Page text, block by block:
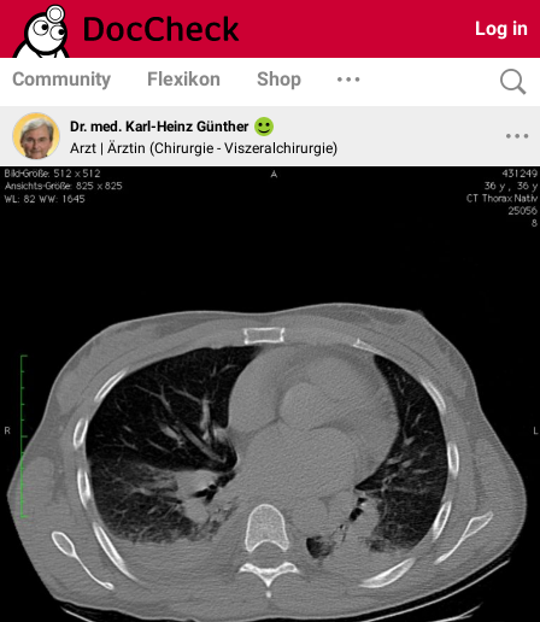
Log in
Community Flexikon Shop
Dr. med. Karl-Heinz Günther
Arzt | Ärztin (Chirurgie - Viszeralchirurgie)